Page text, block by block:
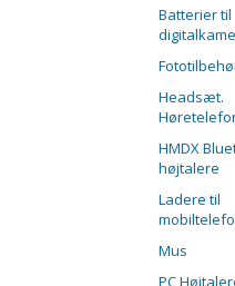
Batterier til
Headsæt.
HMDX
højtalere
Ladere til
Mus
PC